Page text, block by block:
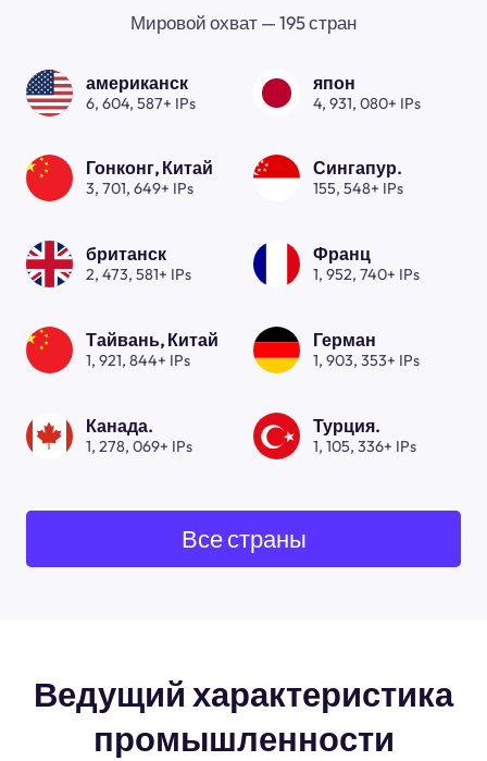
Мировой охват — 195 стран
американск
6, 604, 587+ IPs
япон
4, 931, 080+ IPs
Гонконг, Китай
3, 701, 649+ IPs
Сингапур.
155, 548+ IPs
британск
2, 473, 581+ IPs
Франц
1, 952, 740+ IPs
Тайвань, Китай
1, 921, 844+ IPs
Герман
1, 903, 353+ IPs
Канада.
1, 278, 069+ IPs
Турция.
1, 105, 336+ IPs
Все страны
Ведущий характеристика
промышленности